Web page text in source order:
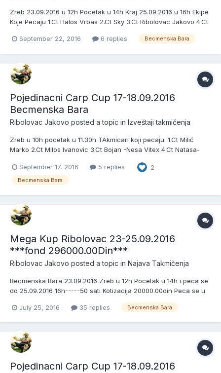
Zreb 23.09.2016 u 12h Pocetak u 14h Kraj 25.09.2016 u 16h Ekipe
Koje Pecaju 1.Ct Halos Vrbas 2.Ct Sky 3.Ct Ribolovac Jakovo 4.Ct
in 1 9.Ct Borca 10.Ct Jasacarp 11.Ct Vs Pancevo 12.Ct Biroteh -
September 22, 2016 6 replies Becmenska Bara
Pojedinacni Carp Cup 17-18.09.2016
Becmenska Bara
Ribolovac Jakovo posted a topic in Izveštaji takmičenja
Zreb u 10h pocetak u 11.30h TAkmicari koji pecaju: 1.Ct Milić
Marko 2.Ct Milos Ivanovic 3.Ct Bojan -Nesa Vitex 4.Ct Natasa-
& Vlada 8.Ct Svarc 9.Ct Davago Goran 10.Ct Nikola Tisma 11.Ct
Didi i Rama Strumfovi 12.Ct Bojana i Luka 13.Ct...
September 17, 2016 5 replies 2
Becmenska Bara
Mega Kup Ribolovac 23-25.09.2016
***fond 296000.00Din***
Ribolovac Jakovo posted a topic in Najava Takmičenja
Becmenska Bara 23.09.2016 Zreb u 12h Pocetak u 14h i peca se
do 25.09.2016 16h-----50 sati Kotizacija 20000.00din Peca se u
pecanja Peca se na 6 stapova Nagrade za Pobednike sektora
July 25, 2016 35 replies Becmenska Bara
Pojedinacni Carp Cup 17-18.09.2016